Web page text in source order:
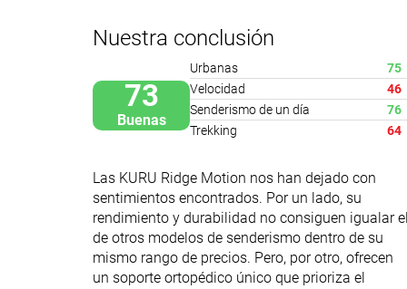
Nuestra conclusión
73
Buenas
Urbanas
75
Velocidad
46
Senderismo de un día
76
Trekking
64
Las KURU Ridge Motion nos han dejado con
sentimientos encontrados. Por un lado, su
rendimiento y durabilidad no consiguen igualar el
de otros modelos de senderismo dentro de su
mismo rango de precios. Pero, por otro, ofrecen
un soporte ortopédico único que prioriza el